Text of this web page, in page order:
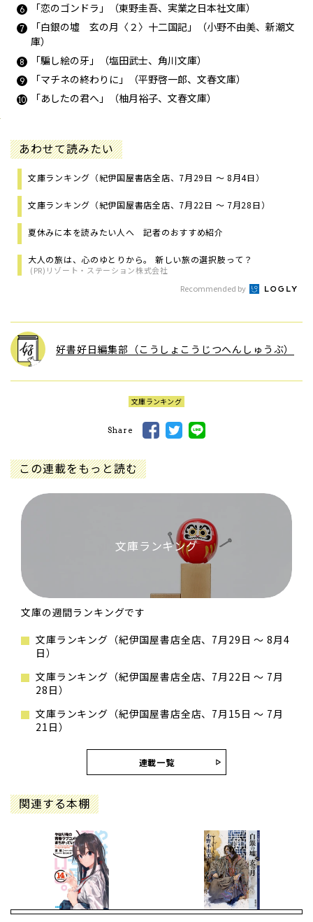
「恋のゴンドラ」（東野圭吾、実業之日本社文庫）
「白銀の墟 玄の月〈２〉十二国記」（小野不由美、新潮文
庫）
「騙し絵の牙」（塩田武士、角川文庫）
「マチネの終わりに」（平野啓一郎、文春文庫）
「あしたの君へ」（柚月裕子、文春文庫）
あわせて読みたい
文庫ランキング（紀伊国屋書店全店、7月29日 ～ 8月4日）
文庫ランキング（紀伊国屋書店全店、7月22日 ～ 7月28日）
夏休みに本を読みたい人へ 記者のおすすめ紹介
大人の旅は、心のゆとりから。 新しい旅の選択肢って？
(PR)リゾート・ステーション株式会社
Recommended by
好書好日編集部（こうしょこうじつへんしゅうぶ）
文庫ランキング
Share
この連載をもっと読む
文庫ランキング
文庫の週間ランキングです
文庫ランキング（紀伊国屋書店全店、7月29日 ～ 8月4
日）
文庫ランキング（紀伊国屋書店全店、7月22日 ～ 7月
28日）
文庫ランキング（紀伊国屋書店全店、7月15日 ～ 7月
21日）
連載一覧
関連する本棚